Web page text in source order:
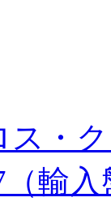
ス・
（輸